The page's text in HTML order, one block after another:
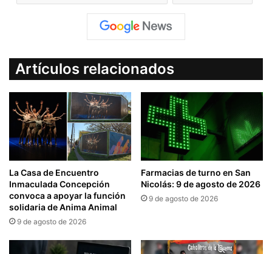
Artículos relacionados
La Casa de Encuentro
Inmaculada Concepción
convoca a apoyar la función
solidaria de Anima Animal
9 de agosto de 2026
Farmacias de turno en San
Nicolás: 9 de agosto de 2026
9 de agosto de 2026